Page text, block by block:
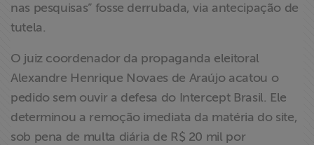
nas pesquisas” fosse derrubada, via antecipação de
tutela.
O juiz coordenador da propaganda eleitoral
Alexandre Henrique Novaes de Araújo acatou o
pedido sem ouvir a defesa do Intercept Brasil. Ele
determinou a remoção imediata da matéria do site,
sob pena de multa diária de R$ 20 mil por